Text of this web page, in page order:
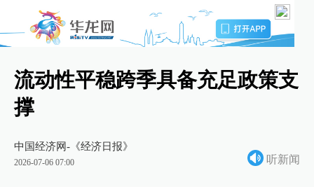
流动性平稳跨季具备充足政策支
撑
中国经济网-《经济日报》
2026-07-06 07:00 听新闻